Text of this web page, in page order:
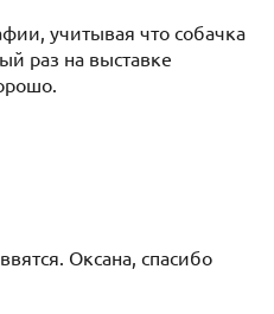
учитывая что собачка
раз на выставке
Оксана, спасибо